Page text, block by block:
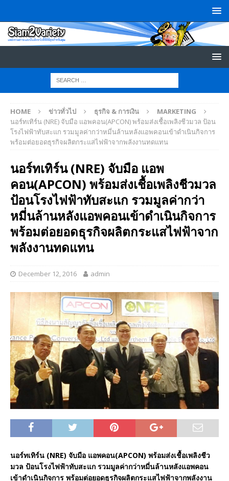
HOME ข่าวทั่วไป ธุรกิจ & การเงิน
MARKETING
นอร์ทเทิร์น (NRE) จับมือ แอพคอน(APCON) พร้อมส่งเชื้อเพลิงชีวมวล ป้อน
โรงไฟฟ้าทับสะแก รวมมูลค่ากว่าหมี่นล้านหลังแอพคอนเข้าดำเนินกิจการ
พร้อมต่อยอดธุรกิจผลิตกระแสไฟฟ้าจากพลังงานทดแทน
นอร์ทเทิร์น (NRE) จับมือ แอพ
คอน(APCON) พร้อมส่งเชื้อเพลิงชีวมวล
ป้อนโรงไฟฟ้าทับสะแก รวมมูลค่ากว่า
หมี่นล้านหลังแอพคอนเข้าดำเนินกิจการ
พร้อมต่อยอดธุรกิจผลิตกระแสไฟฟ้าจาก
พลังงานทดแทน
December 12, 2016 admin
นอร์ทเทิร์น (NRE) จับมือ แอพคอน(APCON) พร้อมส่งเชื้อเพลิงชีว
มวล ป้อนโรงไฟฟ้าทับสะแก รวมมูลค่ากว่าหมี่นล้านหลังแอพคอน
เข้าดำเนินกิจการ พร้อมต่อยอดธุรกิจผลิตกระแสไฟฟ้าจากพลังงาน